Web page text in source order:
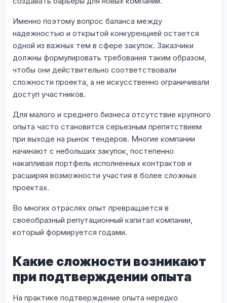
Именно поэтому вопрос баланса между
надежностью и открытой конкуренцией остается
одной из важных тем в сфере закупок. Заказчики
должны формулировать требования таким образом,
чтобы они действительно соответствовали
сложности проекта, а не искусственно ограничивали
доступ участников.
Для малого и среднего бизнеса отсутствие крупного
опыта часто становится серьезным препятствием
при выходе на рынок тендеров. Многие компании
начинают с небольших закупок, постепенно
накапливая портфель исполненных контрактов и
расширяя возможности участия в более сложных
проектах.
Во многих отраслях опыт превращается в
своеобразный репутационный капитал компании,
который формируется годами.
Какие сложности возникают
при подтверждении опыта
На практике подтверждение опыта нередко